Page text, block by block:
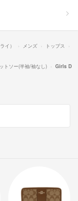
イ） メンズ
トップス
トソー(半袖/袖なし)
Girls D